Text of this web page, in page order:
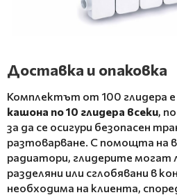
Доставка и опаковка
Комплектът от 100 глидера е
кашона по 10 глидера всеки,
за да се осигури безопасен
разтоварване. С помощта на
радиатори, глидерите могат
разделяни или сглобявани в
необходима на клиента,